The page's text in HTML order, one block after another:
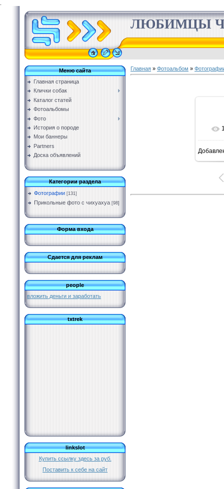
ЛЮБИМЦЫ
Меню сайта
Главная страница
Клички собак
Каталог статей
Фотоальбомы
Фото
История о породе
Мои баннеры
Partners
Доска объявлений
Категории раздела
Фотографии [131]
Прикольные фото с чихуахуа [98]
Форма входа
Сдается для реклам
people
вложить деньги и заработать
txtrek
linkslot
Купить ссылку здесь за руб.
Поставить к себе на сайт
Главная » Фотоальбом »